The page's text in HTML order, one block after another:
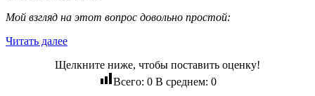
Мой взгляд на этот вопрос довольно простой:
Читать далее
Щелкните ниже, чтобы поставить оценку!
Всего: 0В среднем: 0